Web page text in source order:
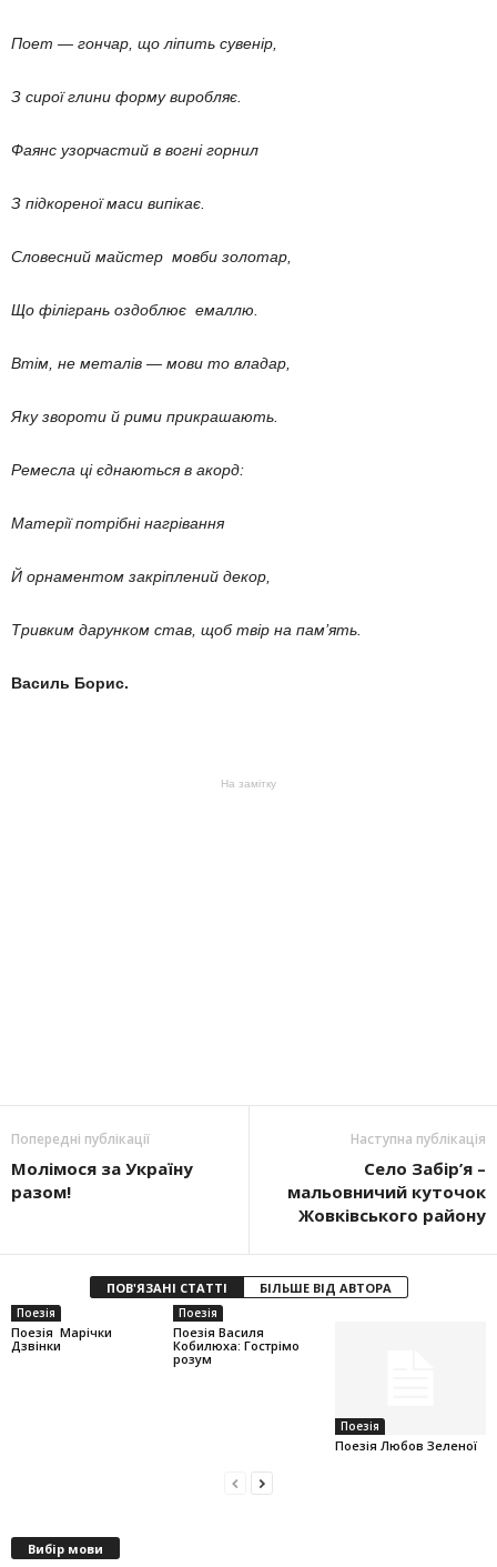
Поет — гончар, що ліпить сувенір,
З сирої глини форму виробляє.
Фаянс узорчастий в вогні горнил
З підкореної маси випікає.
Словесний майстер мовби золотар,
Що філігрань оздоблює емаллю.
Втім, не металів — мови то владар,
Яку звороти й рими прикрашають.
Ремесла ці єднаються в акорд:
Матерії потрібні нагрівання
Й орнаментом закріплений декор,
Тривким дарунком став, щоб твір на пам’ять.
Василь Борис.
На замітку
Попередні публікації
Молімося за Україну
разом!
Наступна публікація
Село Забір’я –
мальовничий куточок
Жовківського району
ПОВ'ЯЗАНІ СТАТТІ БІЛЬШЕ ВІД АВТОРА
Поезія
Поезія Марічки
Дзвінки
Поезія
Поезія Василя
Кобилюха: Гострімо
розум
Поезія
Поезія Любов Зеленої
Вибір мови